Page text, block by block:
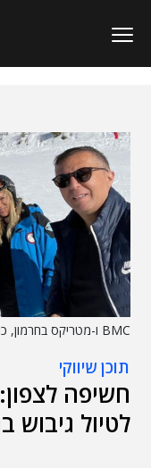
BMC ו-מטריקס בחרמון, כחלק מיום הגיבוש שאליו יצאו.
תוכן שיווקי
לטיול גיבוש